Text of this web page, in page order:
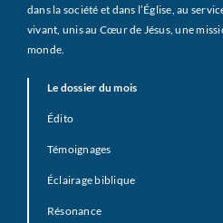
dans la société et dans l’Église, au
vivant, unis au Cœur de Jésus, une
monde.
Le dossier du mois
Édito
Témoignages
Éclairage biblique
Résonance